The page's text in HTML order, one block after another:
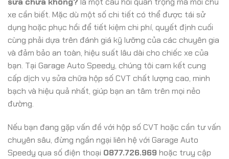
xe cần biết. Mặc dù một số chi tiết có thể được tái sử
dụng hoặc phục hồi để tiết kiệm chi phí, quyết định cuối
cùng phải dựa trên đánh giá kỹ lưỡng của các chuyên gia
và đảm bảo an toàn, hiệu suất lâu dài cho chiếc xe của
bạn. Tại Garage Auto Speedy, chúng tôi cam kết cung
cấp dịch vụ sửa chữa hộp số CVT chất lượng cao, minh
bạch và hiệu quả nhất, giúp bạn an tâm trên mọi nẻo
đường.
Nếu bạn đang gặp vấn đề với hộp số CVT hoặc cần tư vấn
chuyên sâu, đừng ngần ngại liên hệ với Garage Auto
Speedy qua số điện thoại 0877.726.969 hoặc truy cập